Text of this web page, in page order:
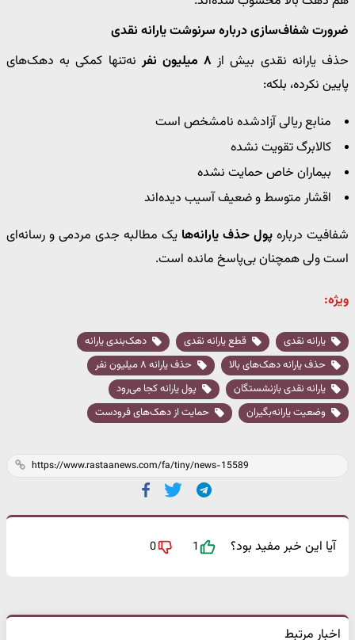
ضرورت شفاف‌سازی درباره سرنوشت یارانه نقدی
حذف یارانه نقدی بیش از ۸ میلیون نفر
نه‌تنها کمکی به دهک‌های
پایین نکرده، بلکه:
منابع ریالی آزادشده نامشخص است
کالابرگ تقویت نشده
بیماران خاص حمایت نشده
اقشار متوسط و ضعیف آسیب دیده‌اند
شفافیت درباره پول حذف یارانه‌ها یک مطالبه جدی مردمی و رسانه‌ای
است ولی همچنان بی‌پاسخ مانده است.
ویژه:
یارانه نقدی قطع یارانه نقدی
دهک‌بندی یارانه
حذف یارانه دهک‌های بالا
حذف یارانه ۸ میلیون نفر
یارانه نقدی بازنشستگان
پول یارانه کجا می‌رود
وضعیت یارانه‌بگیران
حمایت از دهک‌های فرودست
آیا این خبر مفید بود؟ 1
0
اخبار مرتبط